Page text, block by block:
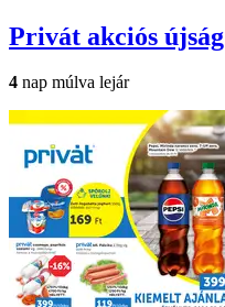
Privát akciós újság
4 nap múlva lejár